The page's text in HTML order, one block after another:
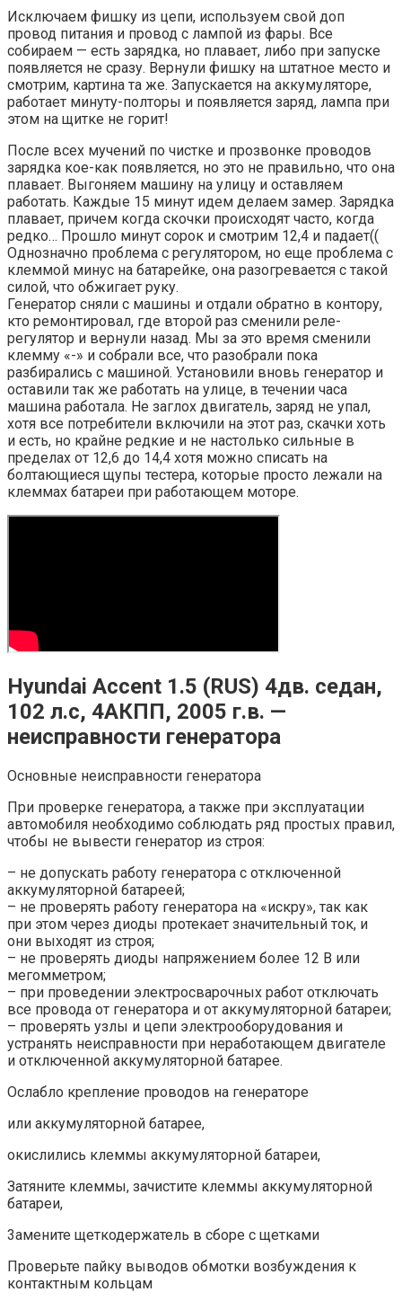
Исключаем фишку из цепи, используем свой доп
провод питания и провод с лампой из фары. Все
собираем — есть зарядка, но плавает, либо при запуске
появляется не сразу. Вернули фишку на штатное место и
смотрим, картина та же. Запускается на аккумуляторе,
работает минуту-полторы и появляется заряд, лампа при
этом на щитке не горит!
После всех мучений по чистке и прозвонке проводов
зарядка кое-как появляется, но это не правильно, что она
плавает. Выгоняем машину на улицу и оставляем
работать. Каждые 15 минут идем делаем замер. Зарядка
плавает, причем когда скочки происходят часто, когда
редко… Прошло минут сорок и смотрим 12,4 и падает((
Однозначно проблема с регулятором, но еще проблема с
клеммой минус на батарейке, она разогревается с такой
силой, что обжигает руку.
Генератор сняли с машины и отдали обратно в контору,
кто ремонтировал, где второй раз сменили реле-
регулятор и вернули назад. Мы за это время сменили
клемму «-» и собрали все, что разобрали пока
разбирались с машиной. Установили вновь генератор и
оставили так же работать на улице, в течении часа
машина работала. Не заглох двигатель, заряд не упал,
хотя все потребители включили на этот раз, скачки хоть
и есть, но крайне редкие и не настолько сильные в
пределах от 12,6 до 14,4 хотя можно списать на
болтающиеся щупы тестера, которые просто лежали на
клеммах батареи при работающем моторе.
Hyundai Accent 1.5 (RUS) 4дв. седан,
102 л.с, 4АКПП, 2005 г.в. —
неисправности генератора
Основные неисправности генератора
При проверке генератора, а также при эксплуатации
автомобиля необходимо соблюдать ряд простых правил,
чтобы не вывести генератор из строя:
– не допускать работу генератора с отключенной
аккумуляторной батареей;
– не проверять работу генератора на «искру», так как
при этом через диоды протекает значительный ток, и
они выходят из строя;
– не проверять диоды напряжением более 12 В или
мегомметром;
– при проведении электросварочных работ отключать
все провода от генератора и от аккумуляторной батареи;
– проверять узлы и цепи электрооборудования и
устранять неисправности при неработающем двигателе
и отключенной аккумуляторной батарее.
Ослабло крепление проводов на генераторе
или аккумуляторной батарее,
окислились клеммы аккумуляторной батареи,
Затяните клеммы, зачистите клеммы аккумуляторной
батареи,
3амените щеткодержатель в сборе с щетками
Проверьте пайку выводов обмотки возбуждения к
контактным кольцам